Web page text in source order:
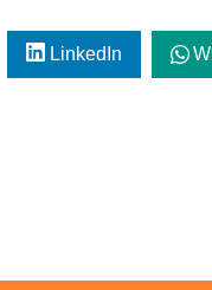
LinkedIn